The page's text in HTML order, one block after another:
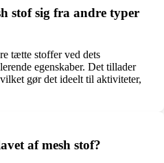
stof sig fra andre typer
tætte stoffer ved dets
egenskaber. Det tillader
gør det ideelt til aktiviteter,
af mesh stof?